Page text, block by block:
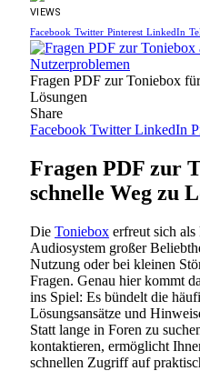
VIEWS
Facebook Twitter Pinterest LinkedIn
Fragen PDF zur Toniebox
Lösungen
Share
Facebook Twitter LinkedIn
Fragen PDF zur
schnelle Weg zu
Die Toniebox erfreut sich
Audiosystem großer
Nutzung oder bei kleinen
Fragen. Genau hier kommt
ins Spiel: Es bündelt die
Lösungsansätze und
Statt lange in Foren zu
kontaktieren, ermöglicht
schnellen Zugriff auf